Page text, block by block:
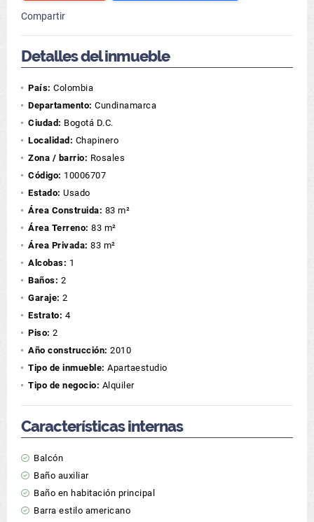
Compartir
Detalles del inmueble
País: Colombia
Departamento: Cundinamarca
Ciudad: Bogotá D.C.
Localidad: Chapinero
Zona / barrio: Rosales
Código: 10006707
Estado: Usado
Área Construida: 83 m²
Área Terreno: 83 m²
Área Privada: 83 m²
Alcobas: 1
Baños: 2
Garaje: 2
Estrato: 4
Piso: 2
Año construcción: 2010
Tipo de inmueble: Apartaestudio
Tipo de negocio: Alquiler
Características internas
Balcón
Baño auxiliar
Baño en habitación principal
Barra estilo americano